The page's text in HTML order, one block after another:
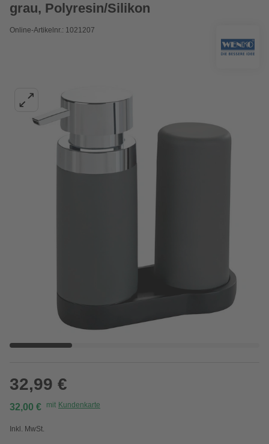
grau, Polyresin/Silikon
Online-Artikelnr.: 1021207
32,99 €
32,00 € mit Kundenkarte
Inkl. MwSt.